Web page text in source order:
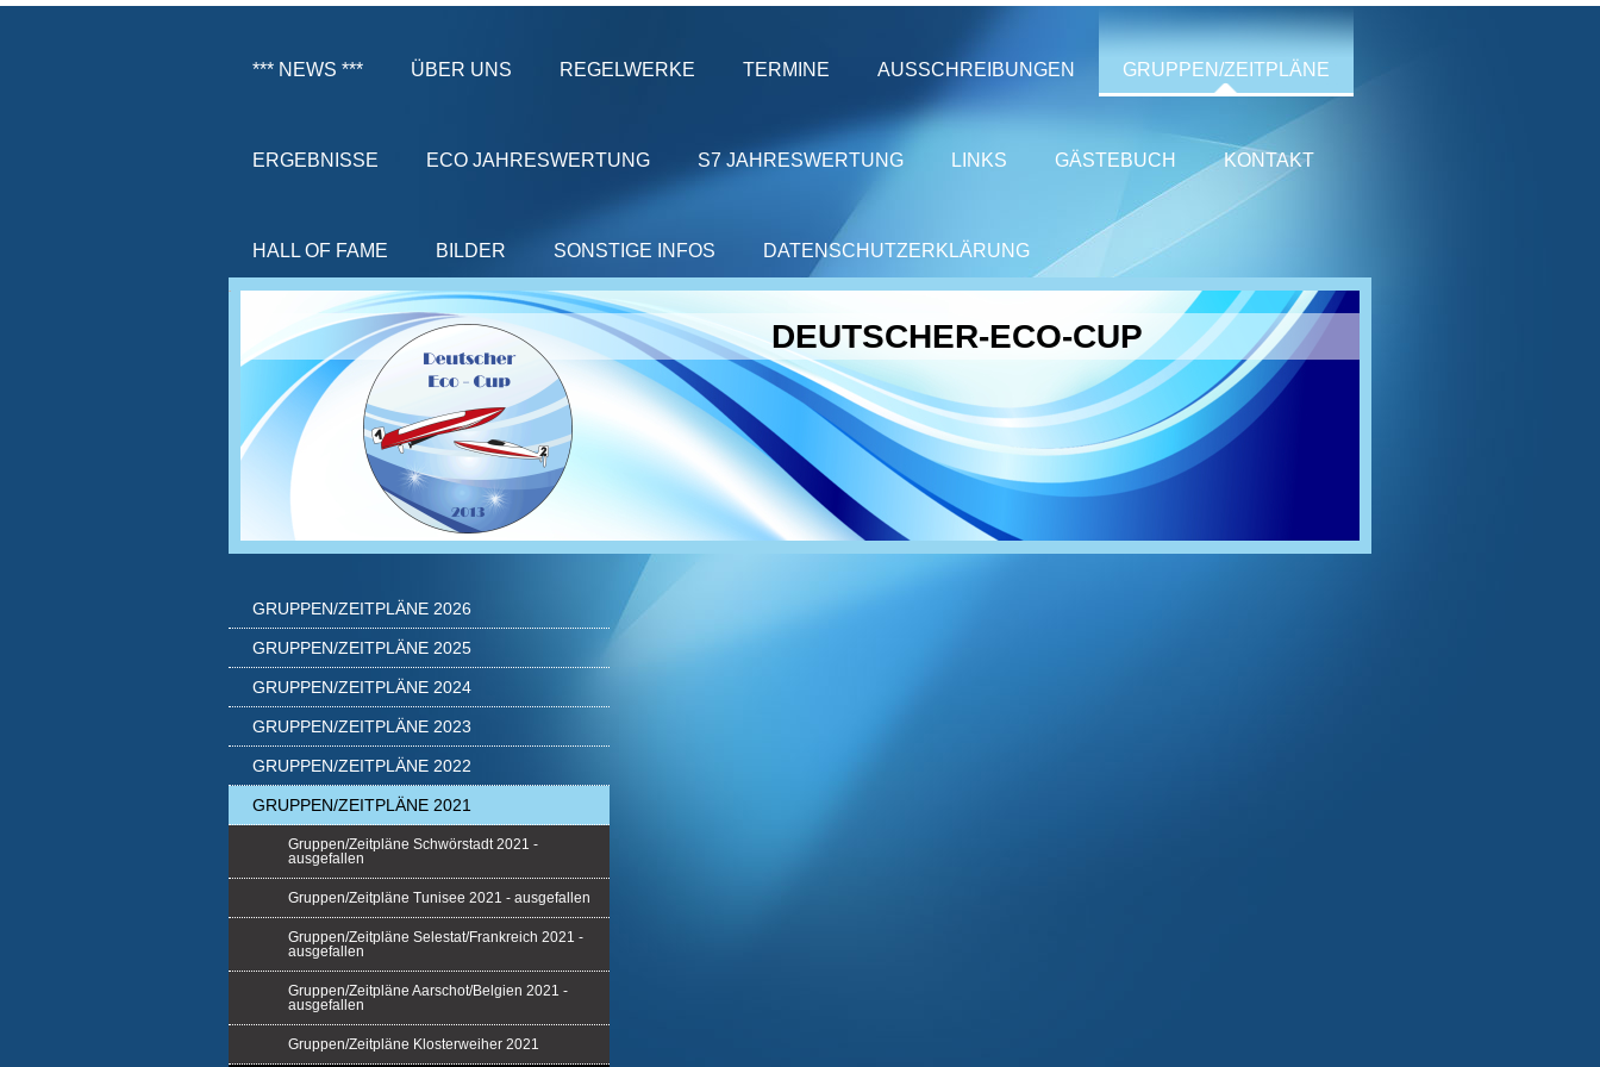
*** NEWS *** ÜBER UNS REGELWERKE TERMINE AUSSCHREIBUNGEN GRUPPEN/ZEITPLÄNE
ERGEBNISSE ECO JAHRESWERTUNG S7 JAHRESWERTUNG LINKS GÄSTEBUCH KONTAKT
HALL OF FAME BILDER SONSTIGE INFOS DATENSCHUTZERKLÄRUNG
DEUTSCHER-ECO-CUP
GRUPPEN/ZEITPLÄNE 2026
GRUPPEN/ZEITPLÄNE 2025
GRUPPEN/ZEITPLÄNE 2024
GRUPPEN/ZEITPLÄNE 2023
GRUPPEN/ZEITPLÄNE 2022
GRUPPEN/ZEITPLÄNE 2021
Gruppen/Zeitpläne Schwörstadt 2021 -
ausgefallen
Gruppen/Zeitpläne Tunisee 2021 - ausgefallen
Gruppen/Zeitpläne Selestat/Frankreich 2021 -
ausgefallen
Gruppen/Zeitpläne Aarschot/Belgien 2021 -
ausgefallen
Gruppen/Zeitpläne Klosterweiher 2021